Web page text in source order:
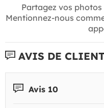
Partagez vos
Mentionnez-nous
AVIS DE
Avis 10